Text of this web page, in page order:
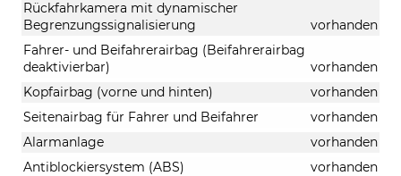
Rückfahrkamera mit dynamischer
Begrenzungssignalisierung
vorhanden
Fahrer- und Beifahrerairbag (Beifahrerairbag
deaktivierbar)
vorhanden
Kopfairbag (vorne und hinten)
vorhanden
Seitenairbag für Fahrer und Beifahrer
vorhanden
Alarmanlage
vorhanden
Antiblockiersystem (ABS)
vorhanden